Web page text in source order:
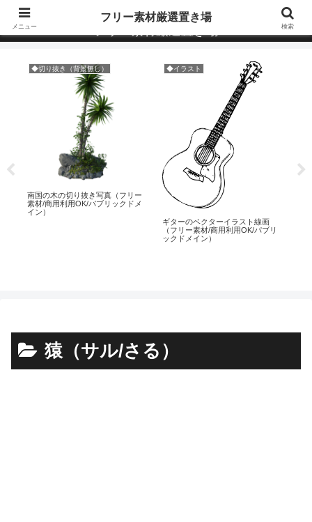
全て商用利用OK・Pixabayなど「パブリックドメイン画像」多数
◆商用利用OK
ガラスの破片, 粉々になった, ガラ
ス, 壊れた, 割れ目, 壊す, ピース,
粉々になったガラス, 割れた, 青い
ガラス, 青メガネのフリー素材画像
◆切り抜き（背景無し）
精悍な顔立ちの猫の切り抜
（フリー素材/商用利用OK/
ックドメイン）
猿（サル/さる）
メニュー
フリー素材厳選置き場
検索